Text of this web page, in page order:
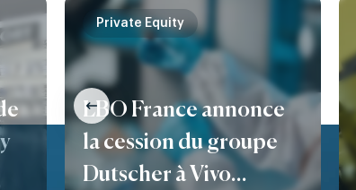
LBO France annonce
la cession du groupe
Dutscher à Vivo
Private Equity